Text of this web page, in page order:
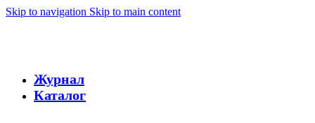
Skip to navigation Skip to main content
Журнал
Каталог